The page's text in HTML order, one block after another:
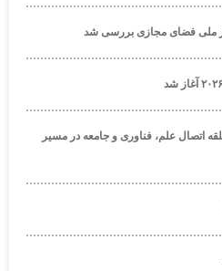
ملی فضای مجازی بررسی شد
اتصال علم، فناوری و جامعه در مسیر